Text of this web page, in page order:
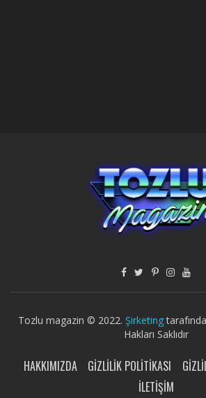
Tozlu magazin © 2022. Şirketing
Hakları Saklıdır
HAKKIMIZDA GIZLILIK POLITIKASI
İLETIŞIM